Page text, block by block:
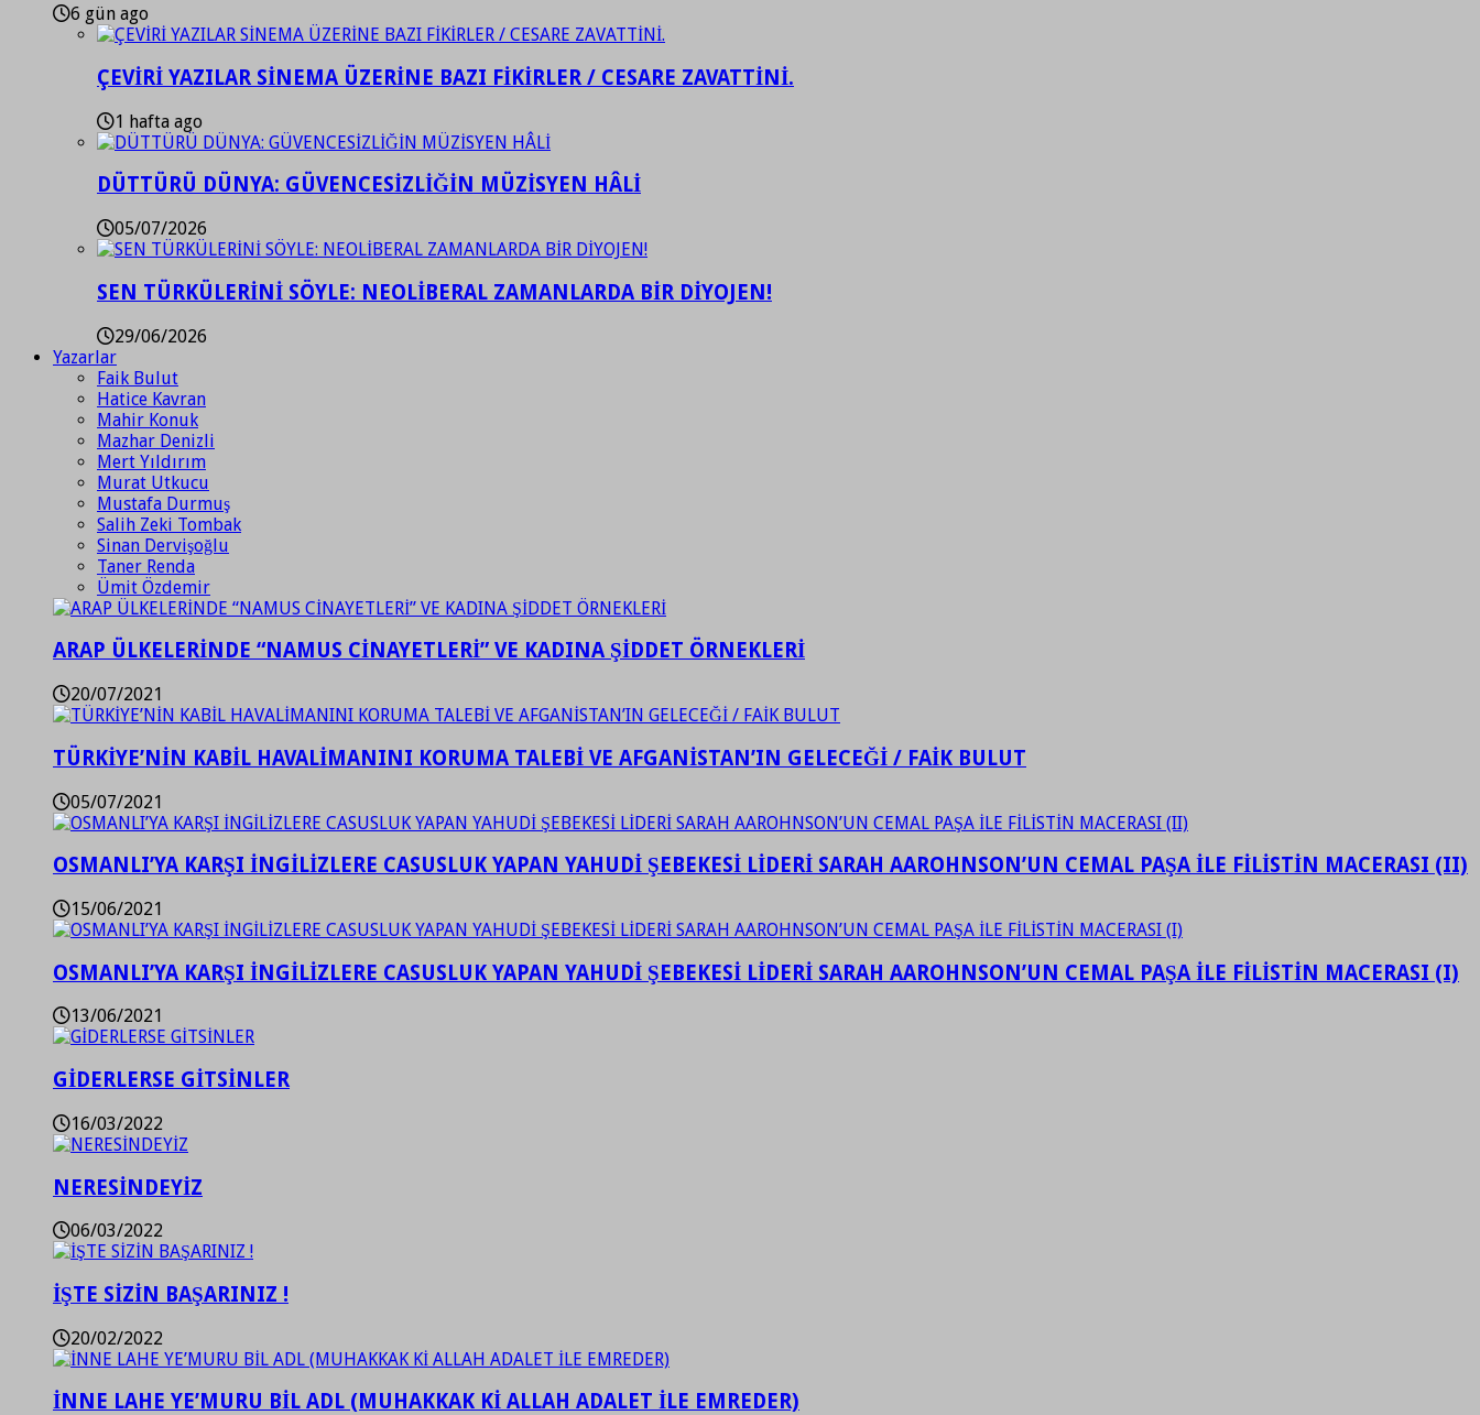
6 gün ago
ÇEVİRİ YAZILAR SİNEMA ÜZERİNE BAZI FİKİRLER / CESARE ZAVATTİNİ.
1 hafta ago
DÜTTÜRÜ DÜNYA: GÜVENCESİZLİĞİN MÜZİSYEN HÂLİ
05/07/2026
SEN TÜRKÜLERİNİ SÖYLE: NEOLİBERAL ZAMANLARDA BİR DİYOJEN!
29/06/2026
Yazarlar
Faik Bulut
Hatice Kavran
Mahir Konuk
Mazhar Denizli
Mert Yıldırım
Murat Utkucu
Mustafa Durmuş
Salih Zeki Tombak
Sinan Dervişoğlu
Taner Renda
Ümit Özdemir
ARAP ÜLKELERİNDE “NAMUS CİNAYETLERİ” VE KADINA ŞİDDET ÖRNEKLERİ
20/07/2021
TÜRKİYE’NİN KABİL HAVALİMANINI KORUMA TALEBİ VE AFGANİSTAN’IN GELECEĞİ / FAİK BULUT
05/07/2021
OSMANLI’YA KARŞI İNGİLİZLERE CASUSLUK YAPAN YAHUDİ ŞEBEKESİ LİDERİ SARAH AAROHNSON’UN CEMAL PAŞA İLE FİLİSTİN MACERASI (II)
15/06/2021
OSMANLI’YA KARŞI İNGİLİZLERE CASUSLUK YAPAN YAHUDİ ŞEBEKESİ LİDERİ SARAH AAROHNSON’UN CEMAL PAŞA İLE FİLİSTİN MACERASI (I)
13/06/2021
GİDERLERSE GİTSİNLER
16/03/2022
NERESİNDEYİZ
06/03/2022
İŞTE SİZİN BAŞARINIZ !
20/02/2022
İNNE LAHE YE’MURU BİL ADL (MUHAKKAK Kİ ALLAH ADALET İLE EMREDER)